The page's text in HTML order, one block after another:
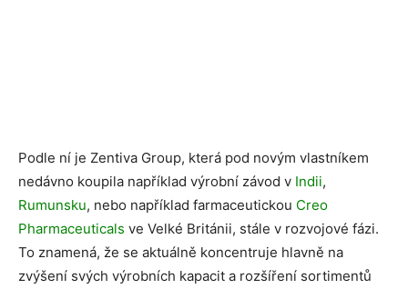
Podle ní je Zentiva Group, která pod novým vlastníkem
nedávno koupila například výrobní závod v Indii,
Rumunsku, nebo například farmaceutickou Creo
Pharmaceuticals ve Velké Británii, stále v rozvojové fázi.
To znamená, že se aktuálně koncentruje hlavně na
zvýšení svých výrobních kapacit a rozšíření sortimentů